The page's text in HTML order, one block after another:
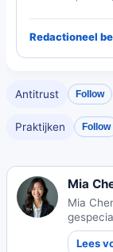
Redactioneel
Antitrust Follow
Praktijken Follow
Mia
Mia
Lees